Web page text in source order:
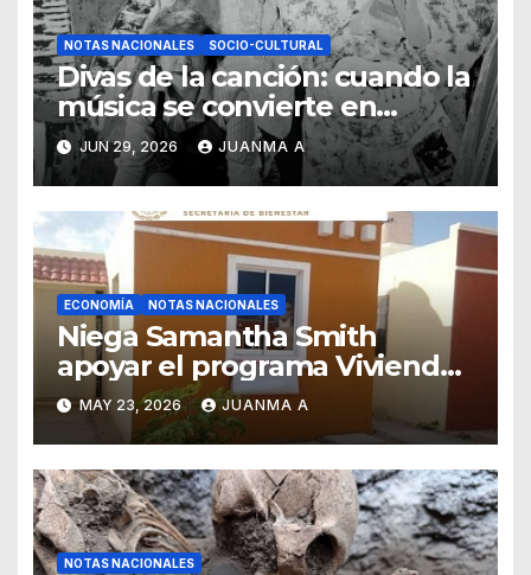
NOTAS NACIONALES SOCIO-CULTURAL
Divas de la canción: cuando la
música se convierte en
pintura
JUN 29, 2026 JUANMA A
ECONOMÍA NOTAS NACIONALES
Niega Samantha Smith
apoyar el programa Vivienda
para el Bienestar
MAY 23, 2026 JUANMA A
NOTAS NACIONALES